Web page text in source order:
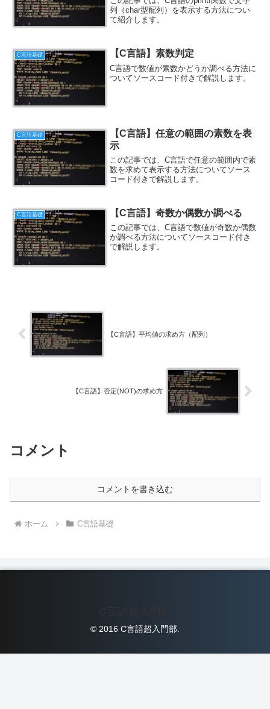
列（char型配列）を表示する方法につい
て紹介します。
C言語基礎 【C言語】素数判定
C言語で数値が素数かどうか調べる方法に
ついてソースコード付きで解説します。
C言語基礎
【C言語】任意の範囲の素数を表
示
この記事では、C言語で任意の範囲内で素
数を求めて表示する方法についてソース
コード付きで解説します。
C言語基礎 【C言語】奇数か偶数か調べる
この記事では、C言語で数値が奇数か偶数
か調べる方法についてソースコード付き
で解説します。
【C言語】平均値の求め方（配列）
【C言語】否定(NOT)の求め方
コメント
コメントを書き込む
ホーム C言語基礎
© 2016 C言語超入門部.